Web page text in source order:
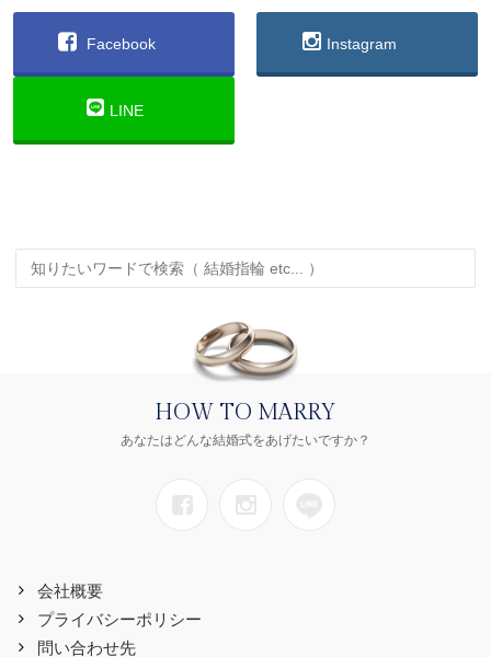
Facebook Instagram
LINE
HOW TO MARRY
あなたはどんな結婚式をあげたいですか？
会社概要
プライバシーポリシー
問い合わせ先